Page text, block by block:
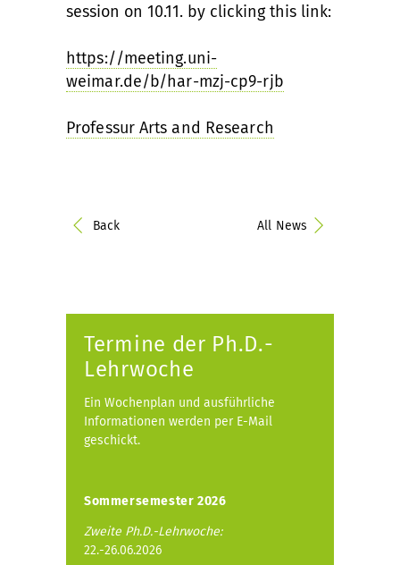
session on 10.11. by clicking this link:
https://meeting.uni-
weimar.de/b/har-mzj-cp9-rjb
Professur Arts and Research
Back All News
Termine der Ph.D.-
Lehrwoche
Ein Wochenplan und ausführliche
Informationen werden per E-Mail
geschickt.
Sommersemester 2026
Zweite Ph.D.-Lehrwoche:
22.-26.06.2026